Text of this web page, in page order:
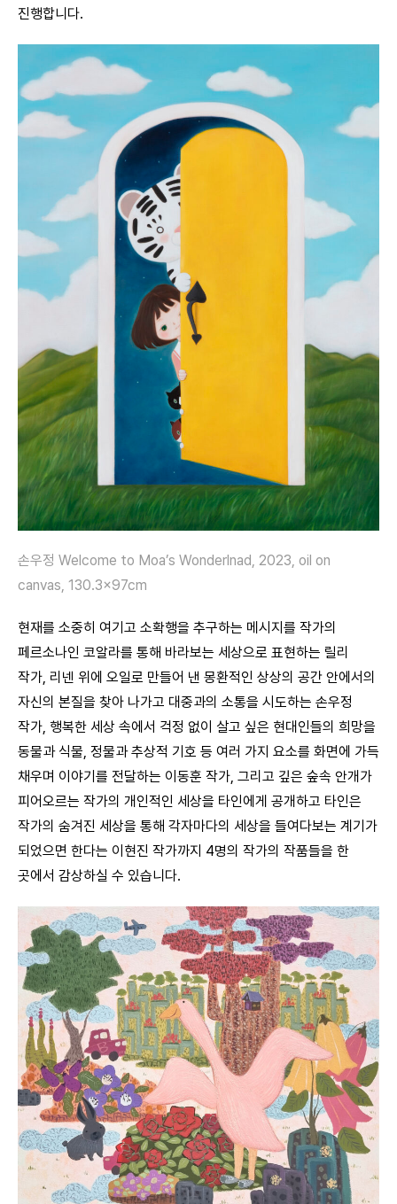
진행합니다.
손우정 Welcome to Moa’s Wonderlnad, 2023, oil on
canvas, 130.3x97cm
현재를 소중히 여기고 소확행을 추구하는 메시지를 작가의
페르소나인 코알라를 통해 바라보는 세상으로 표현하는 릴리
작가, 리넨 위에 오일로 만들어 낸 몽환적인 상상의 공간 안에서의
자신의 본질을 찾아 나가고 대중과의 소통을 시도하는 손우정
작가, 행복한 세상 속에서 걱정 없이 살고 싶은 현대인들의 희망을
동물과 식물, 정물과 추상적 기호 등 여러 가지 요소를 화면에 가득
채우며 이야기를 전달하는 이동훈 작가, 그리고 깊은 숲속 안개가
피어오르는 작가의 개인적인 세상을 타인에게 공개하고 타인은
작가의 숨겨진 세상을 통해 각자마다의 세상을 들여다보는 계기가
되었으면 한다는 이현진 작가까지 4명의 작가의 작품들을 한
곳에서 감상하실 수 있습니다.